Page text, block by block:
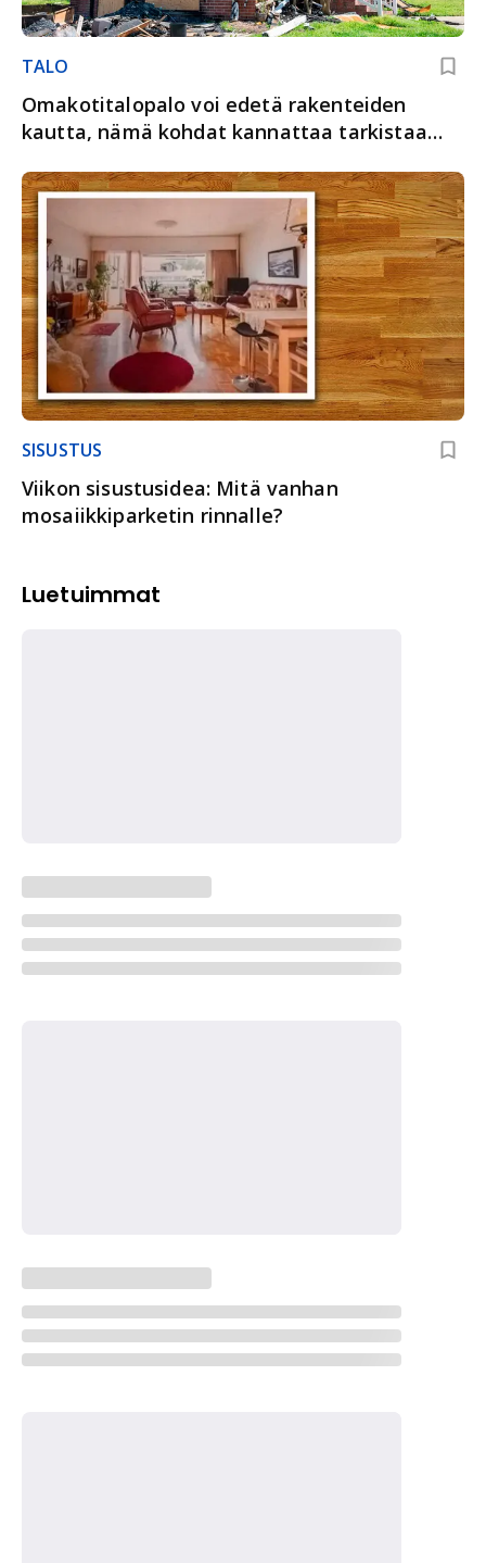
TALO
Omakotitalopalo voi edetä rakenteiden
kautta, nämä kohdat kannattaa tarkistaa
SISUSTUS
Viikon sisustusidea: Mitä vanhan
mosaiikkiparketin rinnalle?
Luetuimmat